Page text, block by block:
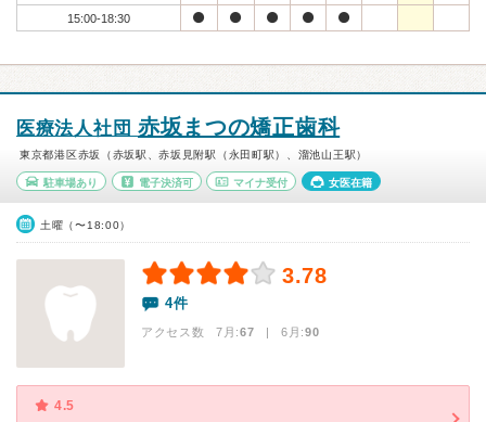
15:00-18:30
医療法人社団 赤坂まつの矯正歯科
東京都港区赤坂（赤坂駅、赤坂見附駅（永田町駅）、溜池山王駅）
駐車場あり 電子決済可 マイナ受付 女医在籍
土曜（〜18:00）
3.78
4件
アクセス数 7月:67 | 6月:90
4.5